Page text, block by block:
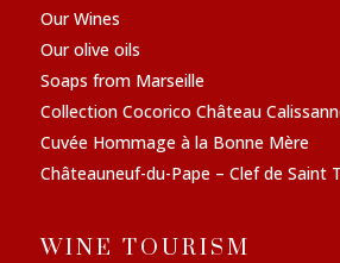
Our Wines
Our olive oils
Soaps from Marseille
Collection Cocorico Château
Cuvée Hommage à la Bonne Mère
Châteauneuf-du-Pape – Clef de Saint
WINE TOURISM